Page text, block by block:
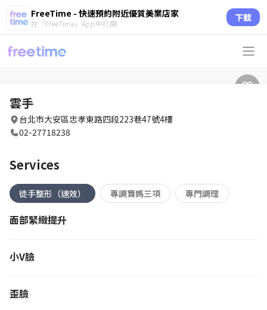
FreeTime - 快速預約附近優質美業店家
在「FreeTime」App中打開 下載
雲手
台北市大安區忠孝東路四段223巷47號4樓
02-27718238
Services
徒手整形（速效） 專調寶媽三項 專門調理
面部緊緻提升
小V臉
歪臉